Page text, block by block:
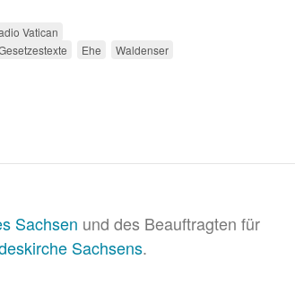
Vatican
Ehe
Waldenser
Sachsen und des Beauftragten für
Sachsens.